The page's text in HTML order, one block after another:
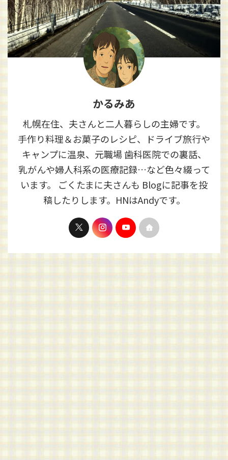
かるみあ
札幌在住、夫さんと二人暮らしの主婦です。
手作り料理＆お菓子のレシピ、ドライブ旅行や
キャンプに温泉、元職場 歯科医院での裏話、
乳がんや婦人科系の医療記録…など色々綴って
います。 ごくたまに夫さんも Blogに記事を投
稿したりします。HNはAndyです。